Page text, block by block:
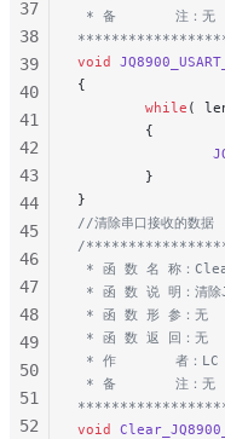
* 备       注：无
void
{
        while
(
        {
        }
}
//清除串口接收的数据
/
* 函 数 名 称：
* 函 数 说 明：清除
* 函 数 形 参：无
* 函 数 返 回：无
* 作       者：LC
* 备       注：无
void
37
38
39
40
41
42
43
44
45
46
47
48
49
50
51
52